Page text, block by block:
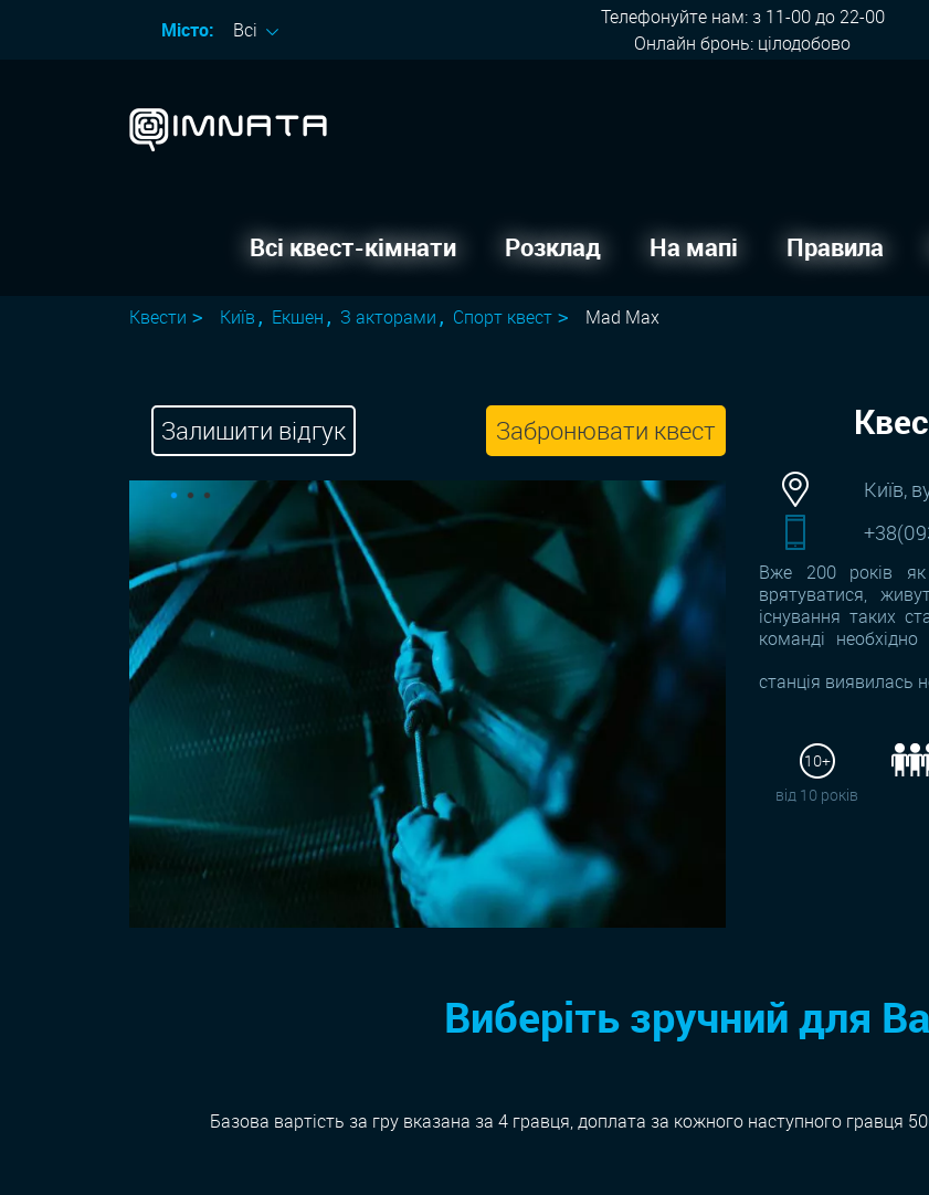
Місто: Всі
Телефонуйте нам: з 11-00 до 22-00
Онлайн бронь: цілодобово
Всі квест-кімнати Розклад На мапі Правила
Квести Київ Екшен З акторами Спорт квест Mad Max
Залишити відгук Забронювати квест
Київ,
Вже 200 років як
врятуватися,
існування таких
команді
станція виявилась
10+
від 10 років
Виберіть зручний для
Базова вартість за гру вказана за 4 гравця, доплата за кожного наступного гравця